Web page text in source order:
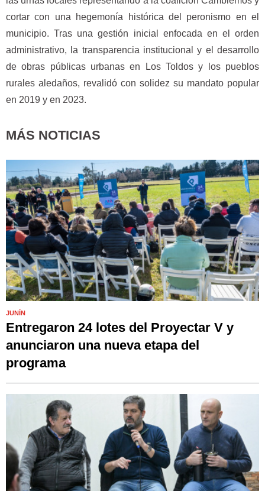
cortar con una hegemonía histórica del peronismo en el
municipio. Tras una gestión inicial enfocada en el orden
administrativo, la transparencia institucional y el desarrollo
de obras públicas urbanas en Los Toldos y los pueblos
rurales aledaños, revalidó con solidez su mandato popular
en 2019 y en 2023.
MÁS NOTICIAS
JUNÍN
Entregaron 24 lotes del Proyectar V y
anunciaron una nueva etapa del
programa